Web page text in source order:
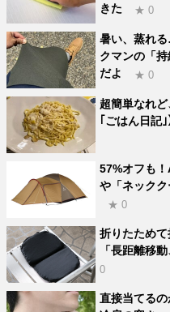
きた
★ 0
暑い、蒸れ
クマンの「
だよ
★ 0
超簡単なれ
｢ごはん日記｣
57%オフも
や「ネック
★ 0
折りたため
「長距離移
0
直接当てる